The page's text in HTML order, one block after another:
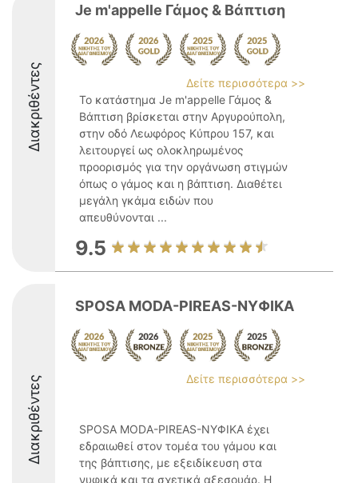
Διακριθέντες
Je m'appelle Γάμος & Βάπτιση
Δείτε περισσότερα >>
Το κατάστημα Je m'appelle Γάμος &
Βάπτιση βρίσκεται στην Αργυρούπολη,
στην οδό Λεωφόρος Κύπρου 157, και
λειτουργεί ως ολοκληρωμένος
προορισμός για την οργάνωση στιγμών
όπως ο γάμος και η βάπτιση. Διαθέτει
μεγάλη γκάμα ειδών που
απευθύνονται ...
9.5
Διακριθέντες
SPOSA MODA-PIREAS-ΝΥΦΙΚΑ
Δείτε περισσότερα >>
SPOSA MODA-PIREAS-ΝΥΦΙΚΑ έχει
εδραιωθεί στον τομέα του γάμου και
της βάπτισης, με εξειδίκευση στα
νυφικά και τα σχετικά αξεσουάρ. Η